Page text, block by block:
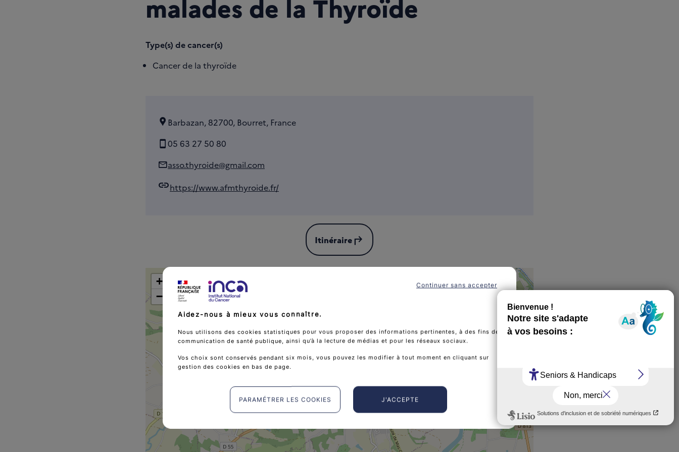
malades de la Thyroïde
Type(s) de cancer(s)
Cancer de la thyroïde
Barbazan, 82700, Bourret, France
05 63 27 50 80
asso.thyroide@gmail.com
linkhttps://www.afmthyroide.fr/
Itinérairesubdirectory_arrow_left
Association française des malades de la Thyroïde
+
−
Aidez-nous à mieux vous connaître.
Nous utilisons des cookies statistiques pour vous proposer des informations pertinentes, à des fins de
communication de santé publique, ainsi qu’à la lecture de médias et pour les réseaux sociaux.
Vos choix sont conservés pendant six mois, vous pouvez les modifier à tout moment en cliquant sur
gestion des cookies en bas de page.
J'ACCEPTE
PARAMÉTRER LES COOKIES
Continuer sans accepter